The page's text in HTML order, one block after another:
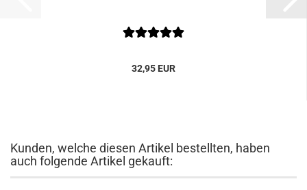
32,95 EUR
Kunden, welche diesen Artikel bestellten, haben
auch folgende Artikel gekauft: